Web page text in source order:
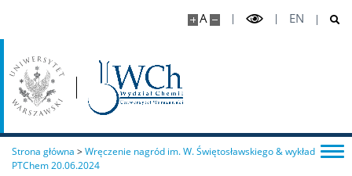
A EN
Master Studies in Chemistry in English (EN)
Chemia medyczna II stopnia
Radiogenomika II stopnia
Studia w ramach MISMaP
Strona główna >Wręczenie nagród im. W. Świętosławskiego & wykład
PTChem 20.06.2024